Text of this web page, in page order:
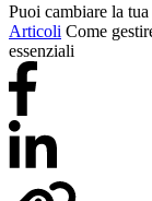
Puoi cambiare la
Articoli Come
essenziali